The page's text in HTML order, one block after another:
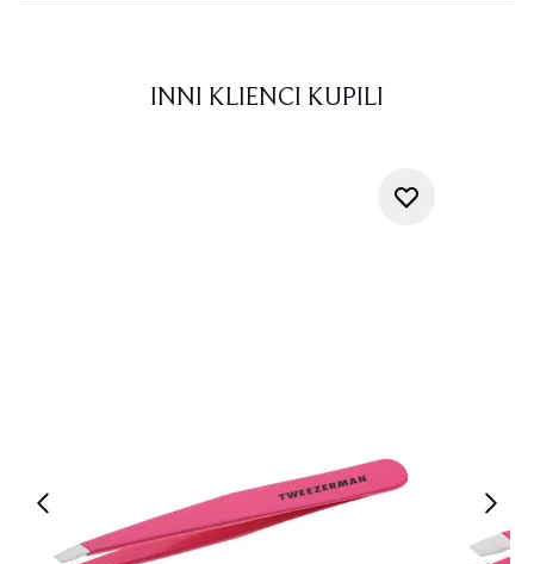
INNI KLIENCI KUPILI